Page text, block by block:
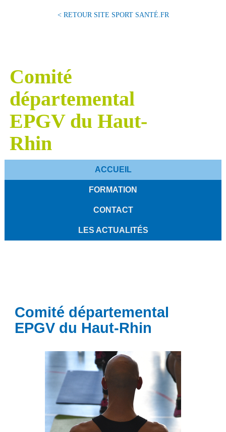
< RETOUR SITE SPORT SANTÉ.FR
Comité
départemental
EPGV du Haut-
Rhin
ACCUEIL
FORMATION
CONTACT
LES ACTUALITÉS
Comité départemental
EPGV du Haut-Rhin